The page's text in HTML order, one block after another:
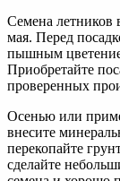
Семена летников
мая. Перед
пышным
Приобретайте
проверенных
Осенью или
внесите
перекопайте
сделайте